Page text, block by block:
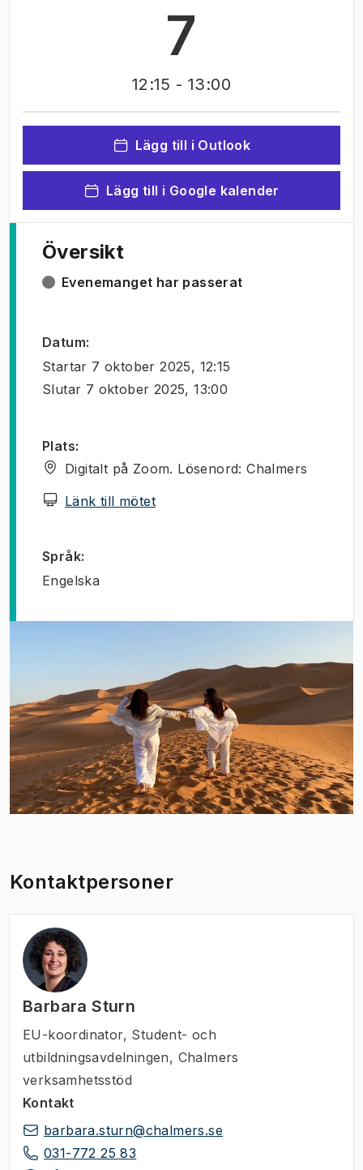
7
12:15 - 13:00
Lägg till i Outlook
Lägg till i Google kalender
Översikt
Evenemanget har passerat
Datum:
Startar 7 oktober 2025, 12:15
Slutar 7 oktober 2025, 13:00
Plats:
Digitalt på Zoom. Lösenord: Chalmers
Länk till mötet(
Språk:
Engelska
Kontaktpersoner
Barbara Sturn
EU-koordinator, Student- och
utbildningsavdelningen, Chalmers
verksamhetsstöd
Kontakt
barbara.sturn@chalmers.se
031-772 25 83